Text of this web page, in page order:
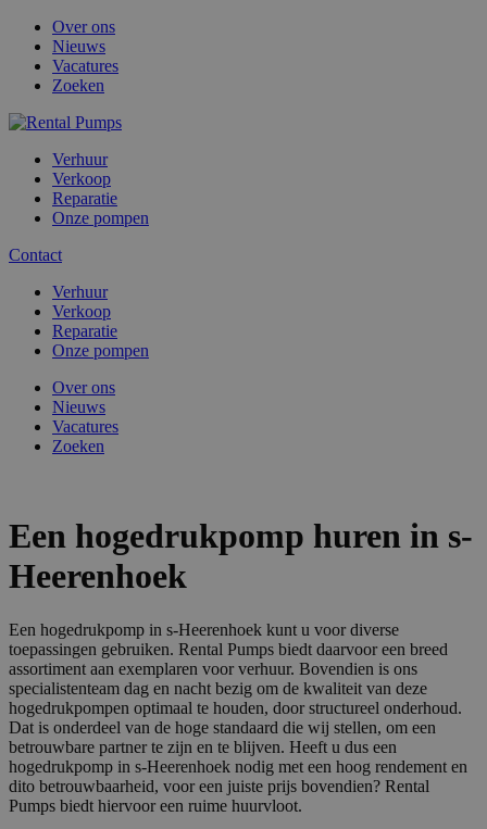
Over ons
Nieuws
Vacatures
Zoeken
Verhuur
Verkoop
Reparatie
Onze pompen
Contact
Verhuur
Verkoop
Reparatie
Onze pompen
Over ons
Nieuws
Vacatures
Zoeken
Een hogedrukpomp huren in s-
Heerenhoek
Een hogedrukpomp in s-Heerenhoek kunt u voor diverse
toepassingen gebruiken. Rental Pumps biedt daarvoor een breed
assortiment aan exemplaren voor verhuur. Bovendien is ons
specialistenteam dag en nacht bezig om de kwaliteit van deze
hogedrukpompen optimaal te houden, door structureel onderhoud.
Dat is onderdeel van de hoge standaard die wij stellen, om een
betrouwbare partner te zijn en te blijven. Heeft u dus een
hogedrukpomp in s-Heerenhoek nodig met een hoog rendement en
dito betrouwbaarheid, voor een juiste prijs bovendien? Rental
Pumps biedt hiervoor een ruime huurvloot.